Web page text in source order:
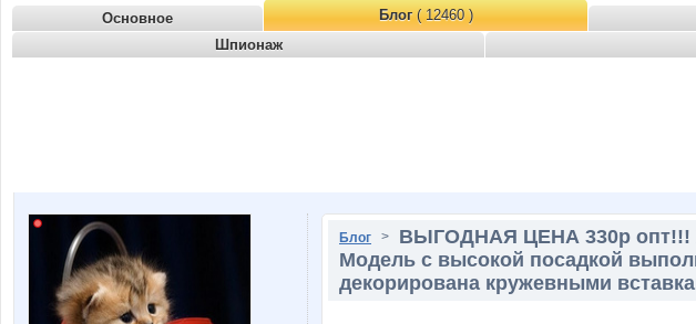
Основное Блог( 12460 )
Шпионаж
Блог > ВЫГОДНАЯ ЦЕНА 330р опт!!!
Модель с высокой посадкой
декорирована кружевными